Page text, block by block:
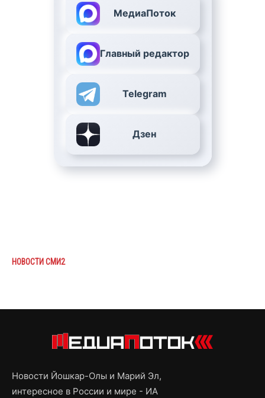
МедиаПоток
Главный редактор
Telegram
Дзен
НОВОСТИ СМИ2
Новости Йошкар-Олы и Марий Эл,
интересное в России и мире - ИА